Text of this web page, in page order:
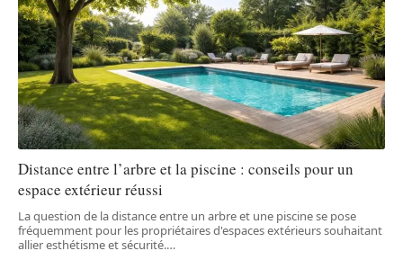
Distance entre l’arbre et la piscine : conseils pour un
espace extérieur réussi
La question de la distance entre un arbre et une piscine se pose
fréquemment pour les propriétaires d'espaces extérieurs souhaitant
allier esthétisme et sécurité.…